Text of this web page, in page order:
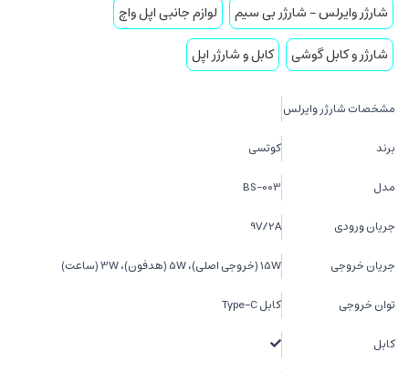
شارژر وایرلس – شارژر بی سیم
لوازم جانبی اپل واچ
شارژر و کابل گوشی
کابل و شارژر اپل
مشخصات شارژر وایرلس
برند کوتسی
مدل BS-003
جریان ورودی 9V/2A
جریان خروجی 15W (خروجی اصلی)، 5W (هدفون)، 3W (ساعت)
توان خروجی کابل Type-C
کابل